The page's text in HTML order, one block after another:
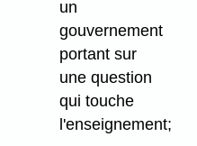
un
gouvernement
portant sur
une question
qui touche
l'enseignement;